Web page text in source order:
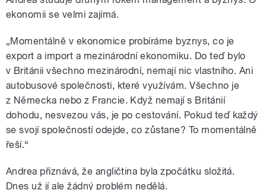
ekonomii se velmi zajímá.
„Momentálně v ekonomice probíráme byznys, co je
export a import a mezinárodní ekonomiku. Do teď bylo
v Británii všechno mezinárodní, nemají nic vlastního. Ani
autobusové společnosti, které využívám. Všechno je
z Německa nebo z Francie. Když nemají s Británií
dohodu, nesvezou vás, je po cestování. Pokud teď každý
se svojí společností odejde, co zůstane? To momentálně
řeší.“
Andrea přiznává, že angličtina byla zpočátku složitá.
Dnes už jí ale žádný problém nedělá.